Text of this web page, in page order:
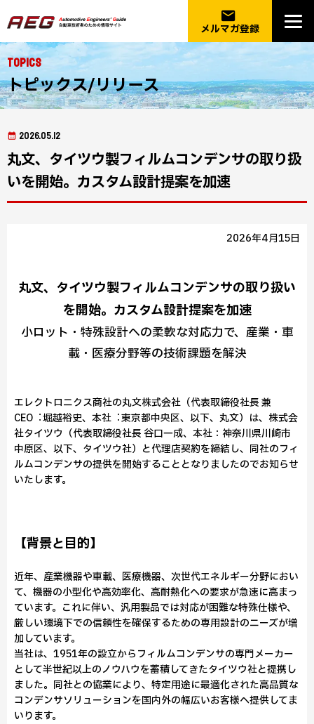
email
メルマガ登録
Topics
トピックス/リリース
2026.05.12
丸文、タイツウ製フィルムコンデンサの取り扱
いを開始。カスタム設計提案を加速
2026年4月15日
丸文、タイツウ製フィルムコンデンサの取り扱い
を開始。カスタム設計提案を加速
小ロット・特殊設計への柔軟な対応力で、産業・車
載・医療分野等の技術課題を解決
エレクトロニクス商社の丸文株式会社（代表取締役社長 兼
CEO︓堀越裕史、本社︓東京都中央区、以下、丸文）は、株式会
社タイツウ（代表取締役社長 谷口一成、本社：神奈川県川崎市
中原区、以下、タイツウ社）と代理店契約を締結し、同社のフィ
ルムコンデンサの提供を開始することとなりましたのでお知らせ
いたします。
【背景と目的】
近年、産業機器や車載、医療機器、次世代エネルギー分野におい
て、機器の小型化や高効率化、高耐熱化への要求が急速に高まっ
ています。これに伴い、汎用製品では対応が困難な特殊仕様や、
厳しい環境下での信頼性を確保するための専用設計のニーズが増
加しています。
当社は、1951年の設立からフィルムコンデンサの専門メーカー
として半世紀以上のノウハウを蓄積してきたタイツウ社と提携し
ました。同社との協業により、特定用途に最適化された高品質な
コンデンサソリューションを国内外の幅広いお客様へ提供してま
いります。